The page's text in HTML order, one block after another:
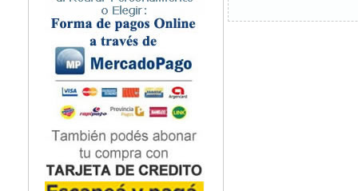
Neonatología / Pediatría
Neumología
Neuroanatomía / Neurociencia
Neurocirugía
Neurología
Nutrición
Odontología
Oftalmología
Oncología / Cuidados Paliativos
Ortopedía / Traumatología